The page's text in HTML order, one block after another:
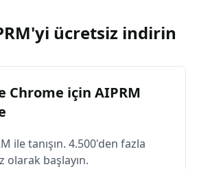
ücretsiz indirin
Chrome için AIPRM
ile tanışın. 4.500'den fazla
olarak başlayın.